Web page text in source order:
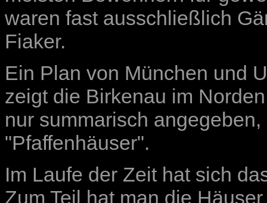
waren fast ausschließlich
Fiaker.
Ein Plan von München und
zeigt die Birkenau im
nur summarisch
"Pfaffenhäuser".
Im Laufe der Zeit hat sich
Zum Teil hat man die